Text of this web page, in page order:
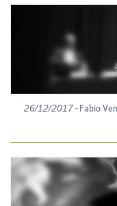
26/12/2017- Fabio